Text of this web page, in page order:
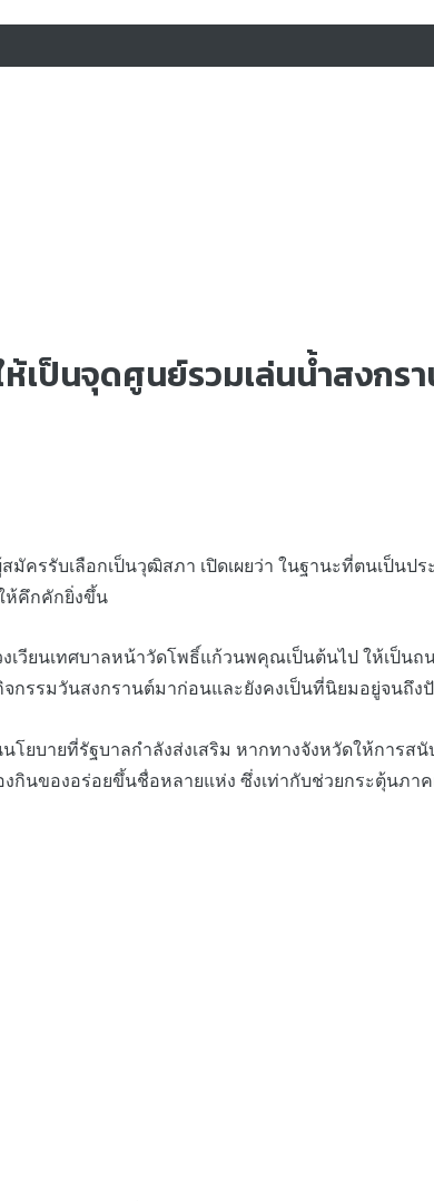
เป็นจุดศูนย์รวมเล่นน้ำสงกร
รับเลือกเป็นวุฒิสภา เปิดเผยว่า ในฐานะที่ตนเป็น
ห้คึกคักยิ่งขึ้น
นเทศบาลหน้าวัดโพธิ์แก้วนพคุณเป็นต้นไป ให้เป็นถ
กรรมวันสงกรานต์มาก่อนและยังคงเป็นที่นิยมอยู่จนถึง
ายที่รัฐบาลกำลังส่งเสริม หากทางจังหวัดให้การสนั
กินของอร่อยขึ้นชื่อหลายแห่ง ซึ่งเท่ากับช่วยกระตุ้นภ